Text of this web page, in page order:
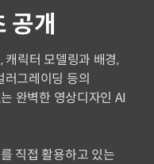
공개
캐릭터 모델링과 배경,
러그레이딩 등의
완벽한 영상디자인 AI
직접 활용하고 있는